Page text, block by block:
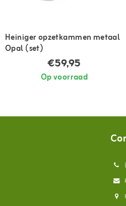
Heiniger opzetkammen metaal
Opal (set)
€59,95
Op voorraad